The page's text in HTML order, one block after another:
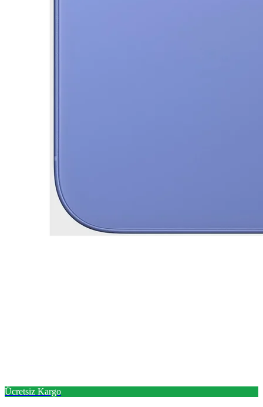
Ücretsiz Kargo